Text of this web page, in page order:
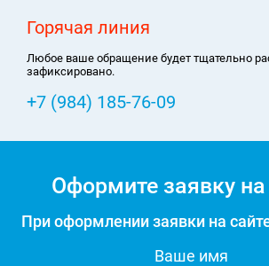
Горячая линия
Любое ваше обращение будет тщательно
зафиксировано.
+7 (984) 185-76-09
Оформите заявку
При оформлении заявки на
Ваше имя